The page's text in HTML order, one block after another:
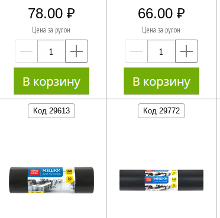
78.00
Цена за рулон
—
66.00
Цена за рулон
—
Код 29613 Код 29772